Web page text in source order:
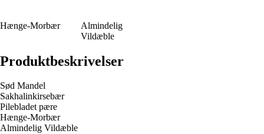
Hænge-Morbær
Almindelig
Vildæble
Produktbeskrivelser
Sød Mandel
Sakhalinkirsebær
Pilebladet pære
Hænge-Morbær
Almindelig Vildæble